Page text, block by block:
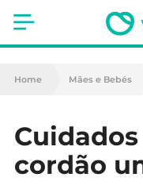
Saúde
Nutrição
Home Mães e Bebés
cordão